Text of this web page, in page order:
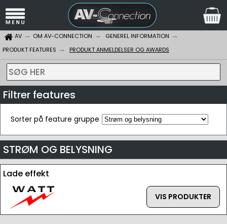
AV OM AV-CONNECTION
GENEREL INFORMATION
PRODUKT FEATURES
PRODUKT ANMELDELSER OG AWARDS
SØG HER
Filtrer features
Sorter på feature gruppe
STRØM OG BELYSNING
Lade effekt
VIS PRODUKTER